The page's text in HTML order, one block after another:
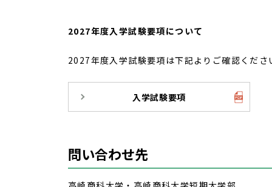
2027年度入学試験要項について
2027年度入学試験要項は下記よりご確認くださ
入学試験要項
問い合わせ先